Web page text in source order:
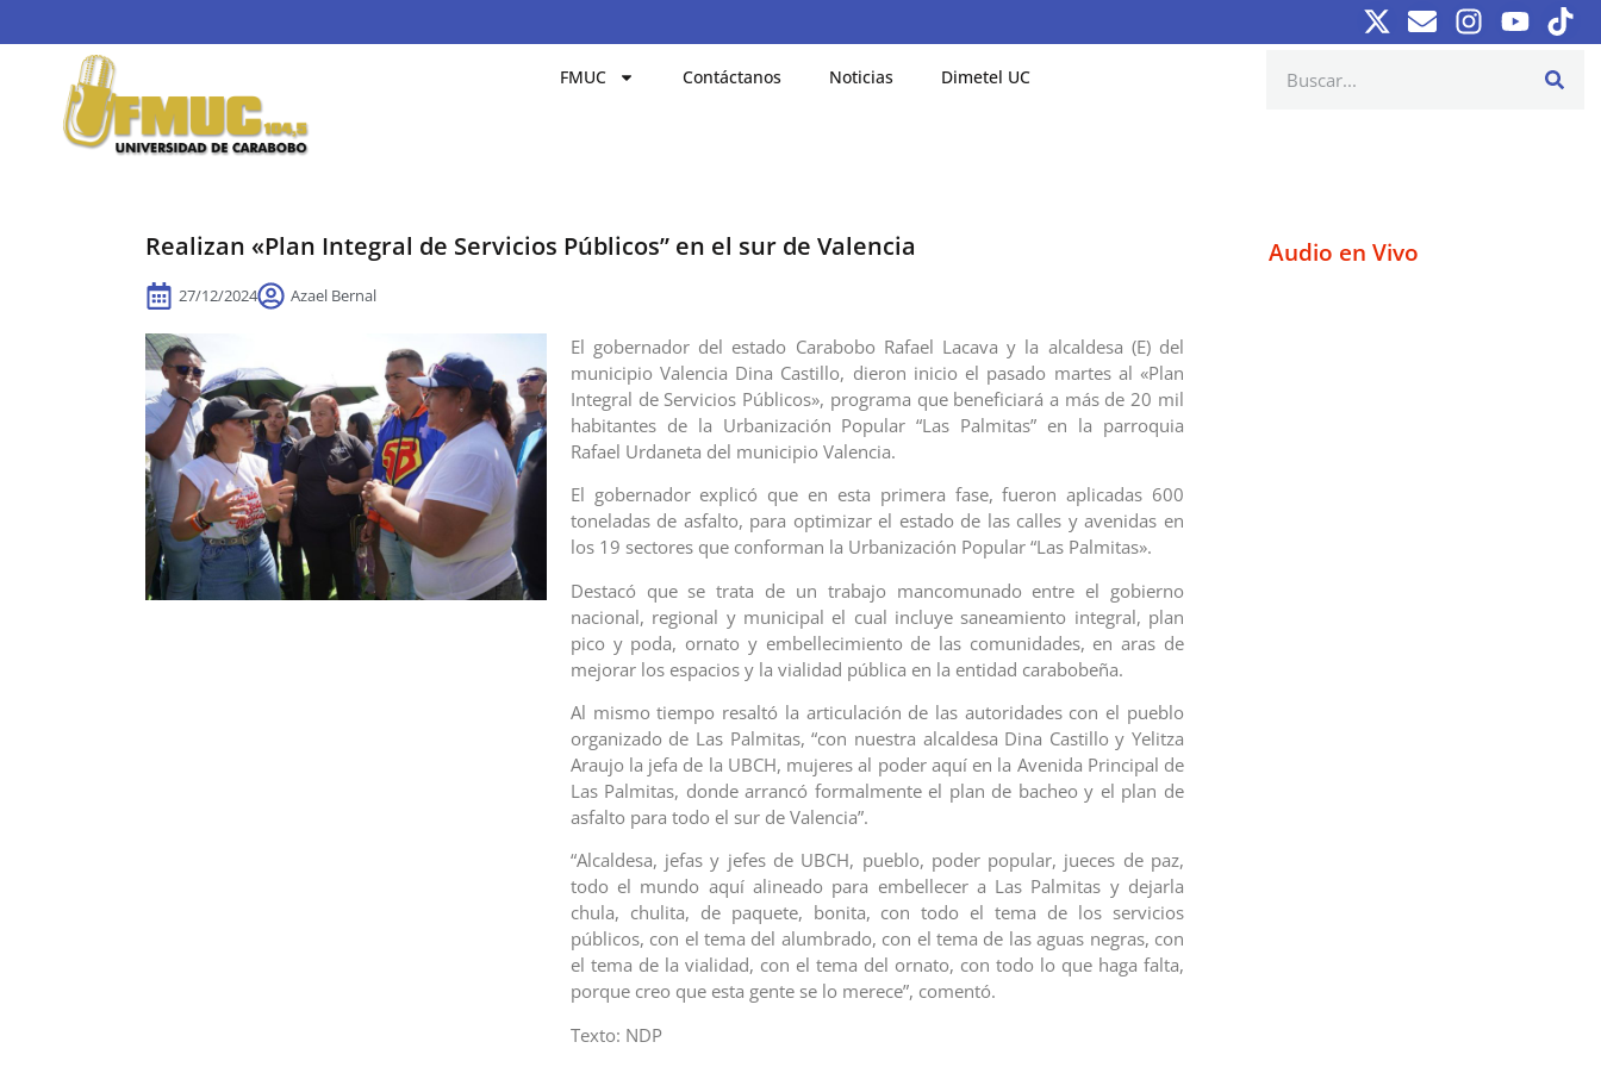
FMUC Contáctanos Noticias Dimetel UC
Realizan «Plan Integral de Servicios Públicos” en el sur de Valencia
27/12/2024 Azael Bernal
El gobernador del estado Carabobo Rafael Lacava y la alcaldesa (E) del
municipio Valencia Dina Castillo, dieron inicio el pasado martes al «Plan
Integral de Servicios Públicos», programa que beneficiará a más de 20 mil
habitantes de la Urbanización Popular “Las Palmitas” en la parroquia
Rafael Urdaneta del municipio Valencia.
El gobernador explicó que en esta primera fase, fueron aplicadas 600
toneladas de asfalto, para optimizar el estado de las calles y avenidas en
los 19 sectores que conforman la Urbanización Popular “Las Palmitas».
Destacó que se trata de un trabajo mancomunado entre el gobierno
nacional, regional y municipal el cual incluye saneamiento integral, plan
pico y poda, ornato y embellecimiento de las comunidades, en aras de
mejorar los espacios y la vialidad pública en la entidad carabobeña.
Al mismo tiempo resaltó la articulación de las autoridades con el pueblo
organizado de Las Palmitas, “con nuestra alcaldesa Dina Castillo y Yelitza
Araujo la jefa de la UBCH, mujeres al poder aquí en la Avenida Principal de
Las Palmitas, donde arrancó formalmente el plan de bacheo y el plan de
asfalto para todo el sur de Valencia”.
“Alcaldesa, jefas y jefes de UBCH, pueblo, poder popular, jueces de paz,
todo el mundo aquí alineado para embellecer a Las Palmitas y dejarla
chula, chulita, de paquete, bonita, con todo el tema de los servicios
públicos, con el tema del alumbrado, con el tema de las aguas negras, con
el tema de la vialidad, con el tema del ornato, con todo lo que haga falta,
porque creo que esta gente se lo merece”, comentó.
Texto: NDP
Audio en Vivo